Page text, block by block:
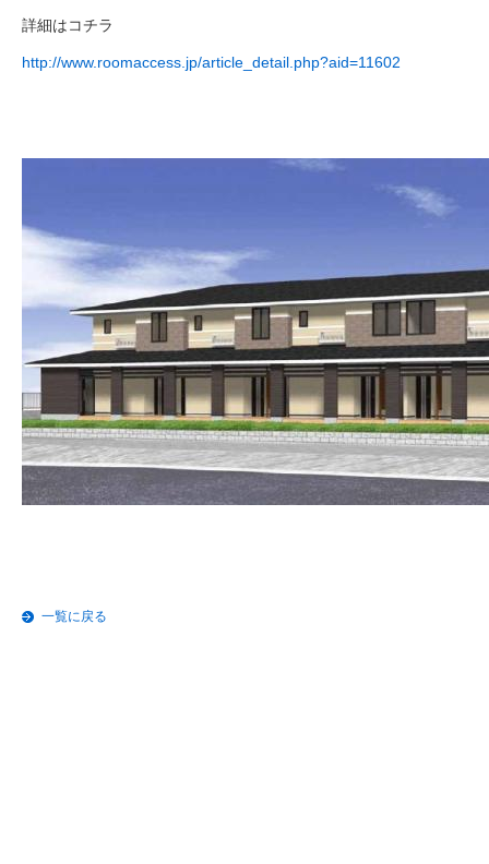
詳細はコチラ
http://www.roomaccess.jp/article_detail.php?aid=11602
一覧に戻る